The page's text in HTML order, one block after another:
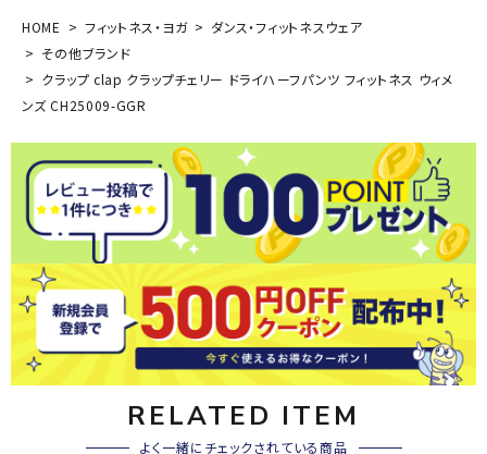
HOME フィットネス・ヨガ
ダンス・フィットネスウェア
その他ブランド
クラップ clap クラップチェリー ドライハーフパンツ フィットネス ウィメ
ンズ CH25009-GGR
RELATED ITEM
よく一緒にチェックされている商品